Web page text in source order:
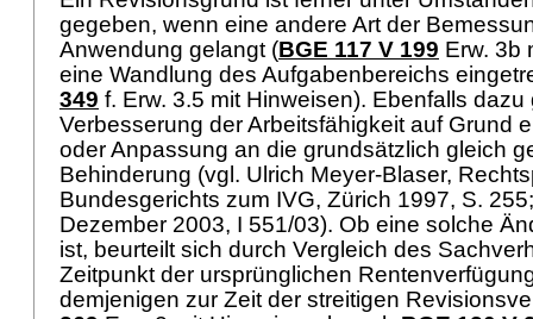
gegeben, wenn eine andere Art der
Anwendung gelangt (BGE 117 V 199 Erw. 3b
eine Wandlung des Aufgabenbereichs
349 f. Erw. 3.5 mit Hinweisen). Ebenfalls dazu
Verbesserung der Arbeitsfähigkeit auf Grund
oder Anpassung an die grundsätzlich gleich
Behinderung (vgl. Ulrich Meyer-Blaser,
Bundesgerichts zum IVG, Zürich 1997, S.
Dezember 2003, I 551/03). Ob eine solche
ist, beurteilt sich durch Vergleich des
Zeitpunkt der ursprünglichen
demjenigen zur Zeit der streitigen